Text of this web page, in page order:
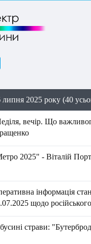
липня 2025 року (40
вечір. Що
2025" - Віталій
інформація
щодо
страви: